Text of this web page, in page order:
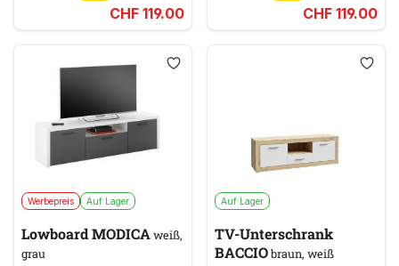
CHF 119.00 CHF 119.00
Werbepreis Auf Lager
Lowboard MODICAweiß,
grau
Auf Lager
TV-Unterschrank
BACCIObraun, weiß